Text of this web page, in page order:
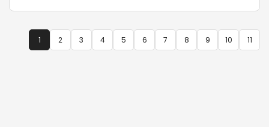
1 2 3 4 5 6 7 8 9 10 11